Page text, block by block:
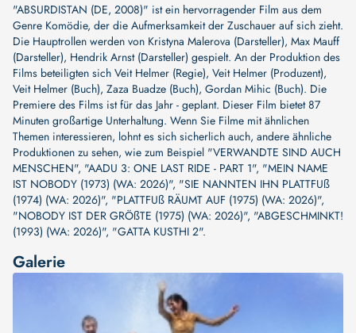
"ABSURDISTAN (DE, 2008)" ist ein hervorragender Film aus dem
Genre Komödie, der die Aufmerksamkeit der Zuschauer auf sich zieht.
Die Hauptrollen werden von Kristyna Malerova (Darsteller), Max Mauff
(Darsteller), Hendrik Arnst (Darsteller) gespielt. An der Produktion des
Films beteiligten sich Veit Helmer (Regie), Veit Helmer (Produzent),
Veit Helmer (Buch), Zaza Buadze (Buch), Gordan Mihic (Buch). Die
Premiere des Films ist für das Jahr - geplant. Dieser Film bietet 87
Minuten großartige Unterhaltung. Wenn Sie Filme mit ähnlichen
Themen interessieren, lohnt es sich sicherlich auch, andere ähnliche
Produktionen zu sehen, wie zum Beispiel "VERWANDTE SIND AUCH
MENSCHEN", "AADU 3: ONE LAST RIDE - PART 1", "MEIN NAME
IST NOBODY (1973) (WA: 2026)", "SIE NANNTEN IHN PLATTFUß
(1974) (WA: 2026)", "PLATTFUß RÄUMT AUF (1975) (WA: 2026)",
"NOBODY IST DER GRÖßTE (1975) (WA: 2026)", "ABGESCHMINKT!
(1993) (WA: 2026)", "GATTA KUSTHI 2".
Galerie